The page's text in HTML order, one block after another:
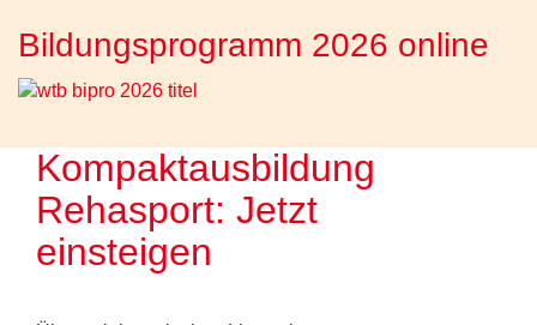
Bildungsprogramm 2026 online
Kompaktausbildung
Rehasport: Jetzt
einsteigen